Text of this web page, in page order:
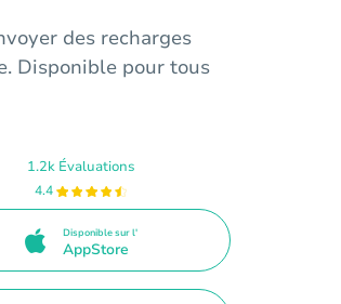
des recharges
Disponible pour tous
1.2k Évaluations
4.4
Disponible sur l'
AppStore